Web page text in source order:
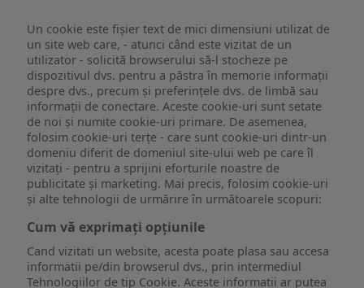
Un cookie este fişier text de mici dimensiuni utilizat de
un site web care, - atunci când este vizitat de un
utilizator - solicită browserului să-l stocheze pe
dispozitivul dvs. pentru a păstra în memorie informații
despre dvs., precum și preferințele dvs. de limbă sau
informații de conectare. Aceste cookie-uri sunt setate
de noi și numite cookie-uri primare. De asemenea,
folosim cookie-uri terțe - care sunt cookie-uri dintr-un
domeniu diferit de domeniul site-ului web pe care îl
vizitați - pentru a sprijini eforturile noastre de
publicitate și marketing. Mai precis, folosim cookie-uri
și alte tehnologii de urmărire în următoarele scopuri:
Cum vă exprimați opțiunile
Cand vizitati un website, acesta poate plasa sau accesa
informatii pe/din browserul dvs., prin intermediul
Tehnologiilor de tip Cookie. Aceste informatii ar putea